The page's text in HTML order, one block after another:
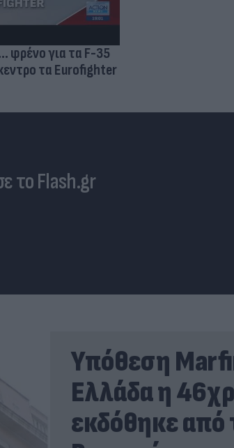
φρένο για τα F-35
τα Eurofighter
το Flash.gr
Υπόθεση
Ελλάδα η
εκδόθηκε από